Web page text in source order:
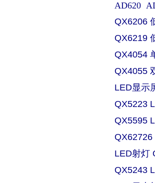
AD620
QX6206
QX6219
QX4054
QX4055
LED显示
QX5223
QX5595
LED射灯
QX5243